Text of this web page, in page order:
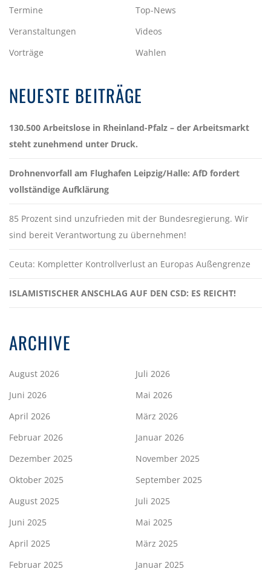
Termine
Top-News
Veranstaltungen
Videos
Vorträge
Wahlen
NEUESTE BEITRÄGE
130.500 Arbeitslose in Rheinland-Pfalz – der Arbeitsmarkt
steht zunehmend unter Druck.
Drohnenvorfall am Flughafen Leipzig/Halle: AfD fordert
vollständige Aufklärung
85 Prozent sind unzufrieden mit der Bundesregierung. Wir
sind bereit Verantwortung zu übernehmen!
Ceuta: Kompletter Kontrollverlust an Europas Außengrenze
ISLAMISTISCHER ANSCHLAG AUF DEN CSD: ES REICHT!
ARCHIVE
August 2026
Juli 2026
Juni 2026
Mai 2026
April 2026
März 2026
Februar 2026
Januar 2026
Dezember 2025
November 2025
Oktober 2025
September 2025
August 2025
Juli 2025
Juni 2025
Mai 2025
April 2025
März 2025
Februar 2025
Januar 2025